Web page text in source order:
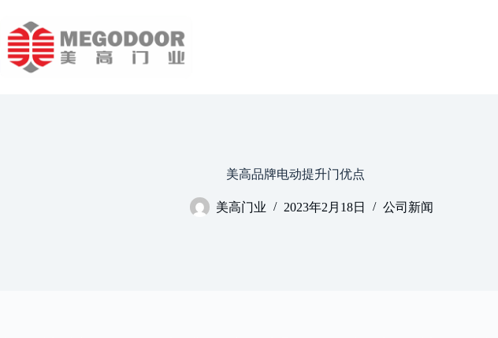
内
容
美高品牌电动提升门优点
美高门业 2023年2月18日 公司新闻